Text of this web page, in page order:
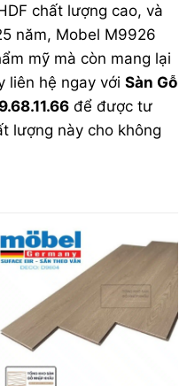
chất lượng cao, và
năm, Mobel M9926
mỹ mà còn mang lại
liên hệ ngay với Sàn Gỗ
để được tư
lượng này cho không